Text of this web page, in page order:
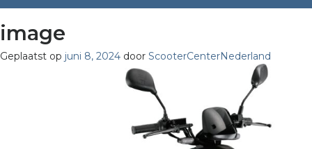
image
Geplaatst op juni 8, 2024 door ScooterCenterNederland